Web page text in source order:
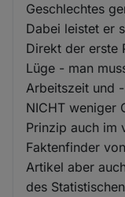
Geschlechtes
Dabei leistet er
Direkt der erste
Lüge - man
Arbeitszeit und
NICHT weniger
Prinzip auch im
Faktenfinder
Artikel aber
des